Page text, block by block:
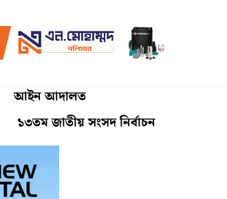
আইন আদালত
১৩তম জাতীয় সংসদ নির্বাচন